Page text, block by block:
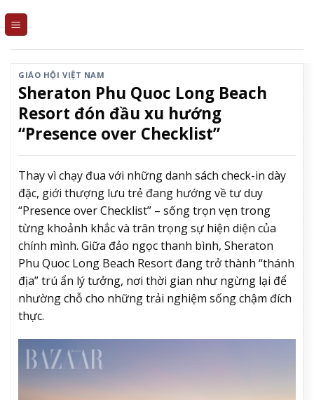
GIÁO HỘI VIỆT NAM
Sheraton Phu Quoc Long Beach
Resort đón đầu xu hướng
“Presence over Checklist”
Thay vì chạy đua với những danh sách check-in dày
đặc, giới thượng lưu trẻ đang hướng về tư duy
“Presence over Checklist” – sống trọn vẹn trong
từng khoảnh khắc và trân trọng sự hiện diện của
chính mình. Giữa đảo ngọc thanh bình, Sheraton
Phu Quoc Long Beach Resort đang trở thành “thánh
địa” trú ẩn lý tưởng, nơi thời gian như ngừng lại để
nhường chỗ cho những trải nghiệm sống chậm đích
thực.